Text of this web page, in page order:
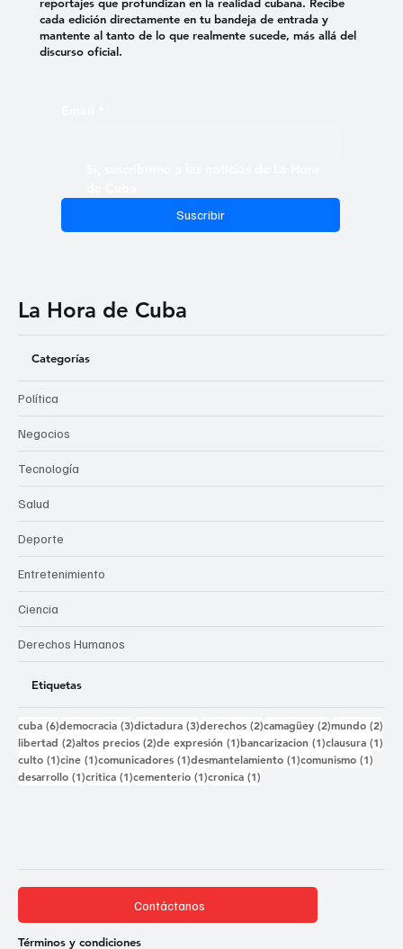
Suscribir
reportajes que profundizan en la realidad cubana. Recibe
cada edición directamente en tu bandeja de entrada y
mantente al tanto de lo que realmente sucede, más allá del
discurso oficial.
La Hora de Cuba
Categorías
Política
Negocios
Tecnología
Salud
Deporte
Entretenimiento
Ciencia
Derechos Humanos
Etiquetas
cuba (6)6 entradas
democracia (3)3 entradas
dictadura (3)3 entradas
derechos (2)2 entradas
camagüey (2)2 entradas
mundo (2)
libertad (2)2 entradas
altos precios (2)2 entradas
de expresión (1)1 entrada
bancarizacion (1)1 entrada
clausura (1)
culto (1)1 entrada
cine (1)1 entrada
comunicadores (1)1 entrada
desmantelamiento (1)1 entrada
comunismo (1)
desarrollo (1)1 entrada
critica (1)1 entrada
cementerio (1)1 entrada
cronica (1)
Contáctanos
Términos y condiciones